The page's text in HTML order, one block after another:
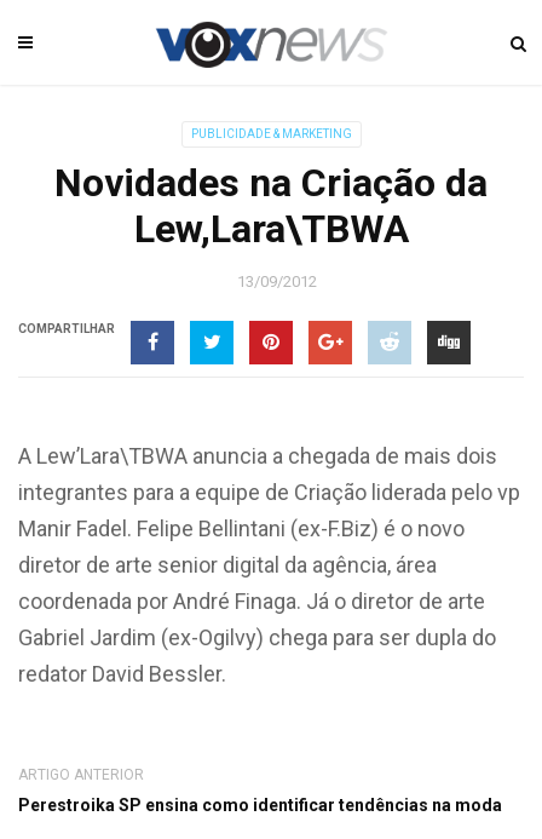
PUBLICIDADE & MARKETING
Novidades na Criação da
Lew,Lara\TBWA
13/09/2012
COMPARTILHAR
A Lew’Lara\TBWA anuncia a chegada de mais dois
integrantes para a equipe de Criação liderada pelo vp
Manir Fadel. Felipe Bellintani (ex-F.Biz) é o novo
diretor de arte senior digital da agência, área
coordenada por André Finaga. Já o diretor de arte
Gabriel Jardim (ex-Ogilvy) chega para ser dupla do
redator David Bessler.
ARTIGO ANTERIOR
Perestroika SP ensina como identificar tendências na moda